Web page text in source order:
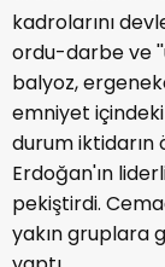
kadrolarını
ordu-darbe ve
balyoz,
emniyet
durum iktidarın
Erdoğan'ın
pekiştirdi.
yakın gruplara